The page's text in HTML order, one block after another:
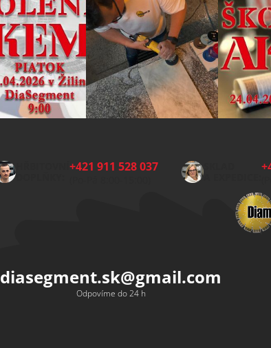
HŘBITOVNÍ+421 911 528 037
SKLAD
A EXPEDICE:
diasegment.sk@gmail.com
Odpovíme do 24 h